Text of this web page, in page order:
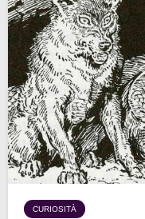
CURIOSITÀ